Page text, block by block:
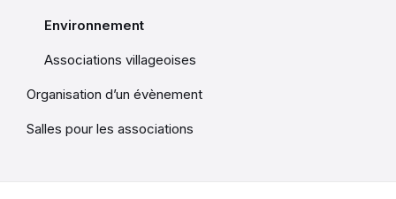
Environnement
Associations villageoises
Organisation d’un évènement
Salles pour les associations